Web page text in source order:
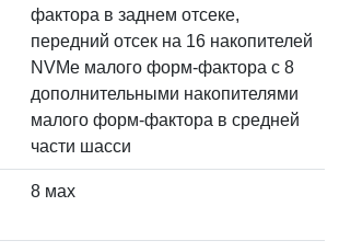
фактора в заднем отсеке,
передний отсек на 16 накопителей
NVMe малого форм-фактора с 8
дополнительными накопителями
малого форм-фактора в средней
части шасси
8 мах